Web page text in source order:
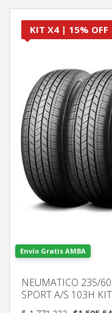
KIT X4 | 15% OFF
Envío Gratis AMBA
NEUMATICO 235/
SPORT A/S 103H